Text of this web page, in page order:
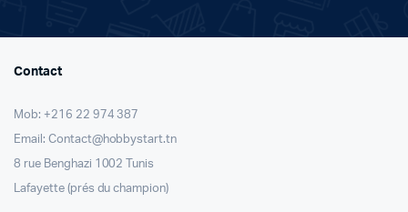
Contact
Mob: +216 22 974 387
Email: Contact@hobbystart.tn
8 rue Benghazi 1002 Tunis
Lafayette (prés du champion)